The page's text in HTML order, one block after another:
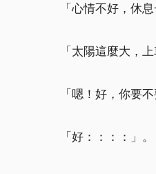
「心情不好，休
「太陽這麼大，
「嗯！好，你要
「好：：：：」。